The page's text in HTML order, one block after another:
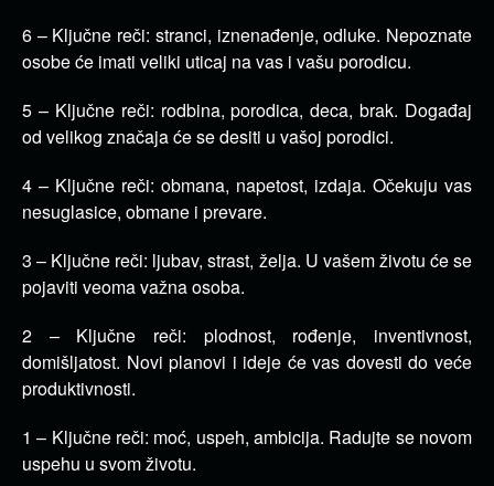
6 – Ključne reči: stranci, iznenađenje, odluke. Nepoznate
osobe će imati veliki uticaj na vas i vašu porodicu.
5 – Ključne reči: rodbina, porodica, deca, brak. Događaj
od velikog značaja će se desiti u vašoj porodici.
4 – Ključne reči: obmana, napetost, izdaja. Očekuju vas
nesuglasice, obmane i prevare.
3 – Ključne reči: ljubav, strast, želja. U vašem životu će se
pojaviti veoma važna osoba.
2 – Ključne reči: plodnost, rođenje, inventivnost,
domišljatost. Novi planovi i ideje će vas dovesti do veće
produktivnosti.
1 – Ključne reči: moć, uspeh, ambicija. Radujte se novom
uspehu u svom životu.